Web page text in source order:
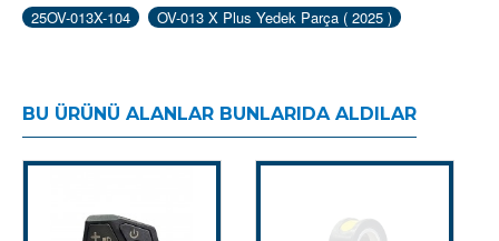
25OV-013X-104
OV-013 X Plus Yedek Parça ( 2025 )
BU ÜRÜNÜ ALANLAR BUNLARIDA ALDILAR